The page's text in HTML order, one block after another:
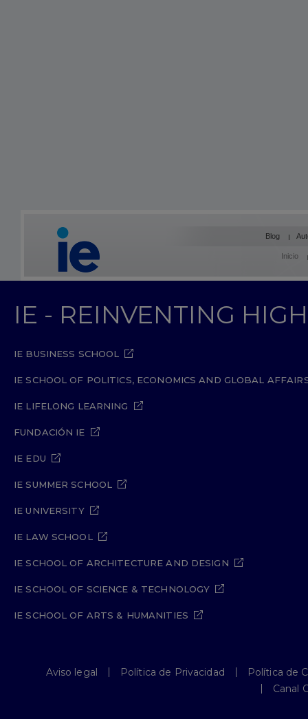
Blog
Inicio
IE - REINVENTING
IE BUSINESS SCHOOL
IE SCHOOL OF POLITICS, ECONOMICS AND GLOBAL
IE LIFELONG LEARNING
FUNDACIÓN IE
IE EDU
IE SUMMER SCHOOL
IE UNIVERSITY
IE LAW SCHOOL
IE SCHOOL OF ARCHITECTURE AND DESIGN
IE SCHOOL OF SCIENCE & TECHNOLOGY
IE SCHOOL OF ARTS & HUMANITIES
Aviso legal Política de Privacidad
Política de
Canal